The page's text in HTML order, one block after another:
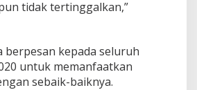
tidak tertinggalkan,”
berpesan kepada seluruh
untuk memanfaatkan
sebaik-baiknya.